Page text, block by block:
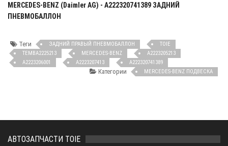
MERCEDES-BENZ (Daimler AG) - A222320741389 ЗАДНИЙ
ПНЕВМОБАЛЛОН
Теги ЗАДНИЙ ПРАВЫЙ ПНЕВМОБАЛЛОН
TOIE
TEMBA2225213
MERCEDES-BENZ
A2223205213
A2223206001
A2223207413 A222320741389
Категории MERCEDES-BENZ ПОДВЕСКА
АВТОЗАПЧАСТИ TOIE